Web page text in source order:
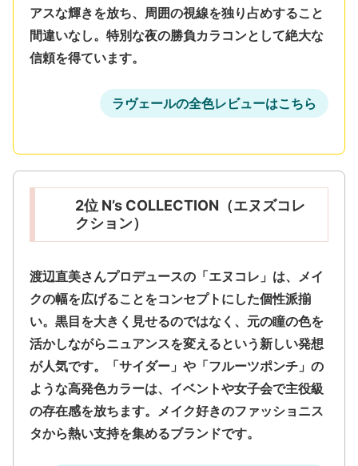
アスな輝きを放ち、周囲の視線を独り占めすること
間違いなし。特別な夜の勝負カラコンとして絶大な
信頼を得ています。
ラヴェールの全色レビューはこちら
2位 N’s COLLECTION（エヌズコレ
クション）
渡辺直美さんプロデュースの「エヌコレ」は、メイ
クの幅を広げることをコンセプトにした個性派揃
い。 黒目を大きく見せるのではなく、元の瞳の色を
活かしながらニュアンスを変えるという新しい発想
が人気です。「サイダー」や「フルーツポンチ」の
ような高発色カラーは、イベントや女子会で主役級
の存在感を放ちます。メイク好きのファッショニス
タから熱い支持を集めるブランドです。